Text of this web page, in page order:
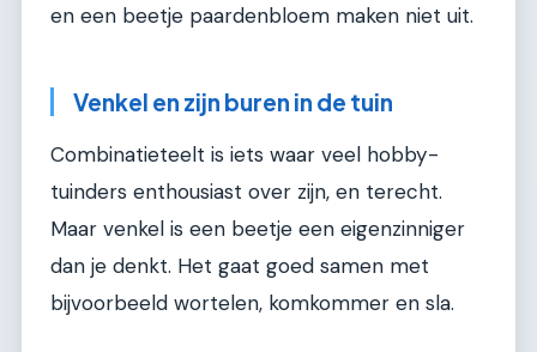
en een beetje paardenbloem maken niet uit.
Venkel en zijn buren in de tuin
Combinatieteelt is iets waar veel hobby-
tuinders enthousiast over zijn, en terecht.
Maar venkel is een beetje een eigenzinniger
dan je denkt. Het gaat goed samen met
bijvoorbeeld wortelen, komkommer en sla.